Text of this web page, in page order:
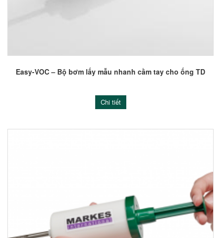
Easy-VOC – Bộ bơm lấy mẫu nhanh cầm tay cho ống TD
Chi tiết